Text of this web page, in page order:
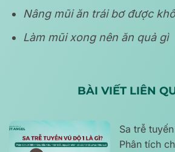
Nâng mũi ăn trái bơ được
Làm mũi xong nên ăn quả gì
BÀI VIẾT LIÊN
Sa trễ
Phân tích